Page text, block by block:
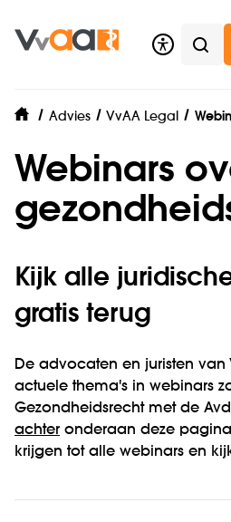
home
Advies VvAA Legal
Webinars
Kijk alle
gratis terug
De advocaten en juristen van
actuele thema's in webinars
Gezondheidsrecht met de
achter onderaan deze
krijgen tot alle webinars en